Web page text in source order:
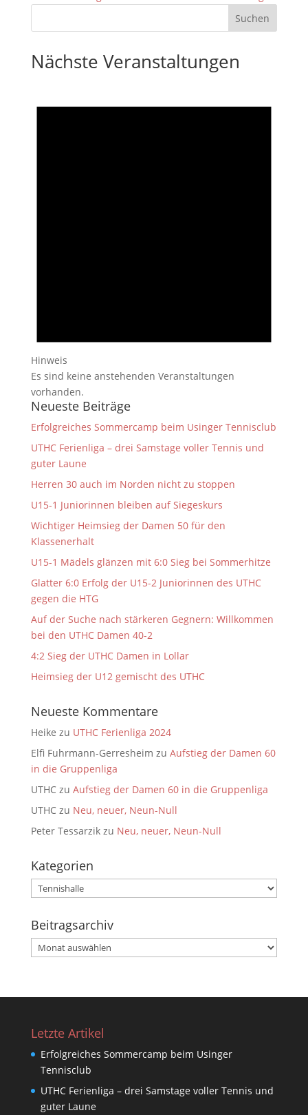
Nächste Veranstaltungen
Hinweis
Es sind keine anstehenden Veranstaltungen
vorhanden.
Neueste Beiträge
Erfolgreiches Sommercamp beim Usinger Tennisclub
UTHC Ferienliga – drei Samstage voller Tennis und
guter Laune
Herren 30 auch im Norden nicht zu stoppen
U15-1 Juniorinnen bleiben auf Siegeskurs
Wichtiger Heimsieg der Damen 50 für den
Klassenerhalt
U15-1 Mädels glänzen mit 6:0 Sieg bei Sommerhitze
Glatter 6:0 Erfolg der U15-2 Juniorinnen des UTHC
gegen die HTG
Auf der Suche nach stärkeren Gegnern: Willkommen
bei den UTHC Damen 40-2
4:2 Sieg der UTHC Damen in Lollar
Heimsieg der U12 gemischt des UTHC
Neueste Kommentare
Heike zu UTHC Ferienliga 2024
Elfi Fuhrmann-Gerresheim zu Aufstieg der Damen 60
in die Gruppenliga
UTHCzu Aufstieg der Damen 60 in die Gruppenliga
UTHCzu Neu, neuer, Neun-Null
Peter Tessarzikzu Neu, neuer, Neun-Null
Kategorien
Kategorien
Beitragsarchiv
Beitragsarchiv
Letzte Artikel
Erfolgreiches Sommercamp beim Usinger
Tennisclub
UTHC Ferienliga – drei Samstage voller Tennis und
guter Laune